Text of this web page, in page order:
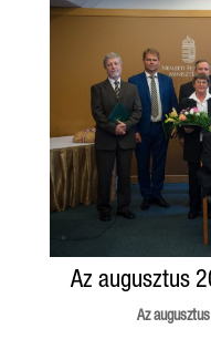
Az augusztus
Az